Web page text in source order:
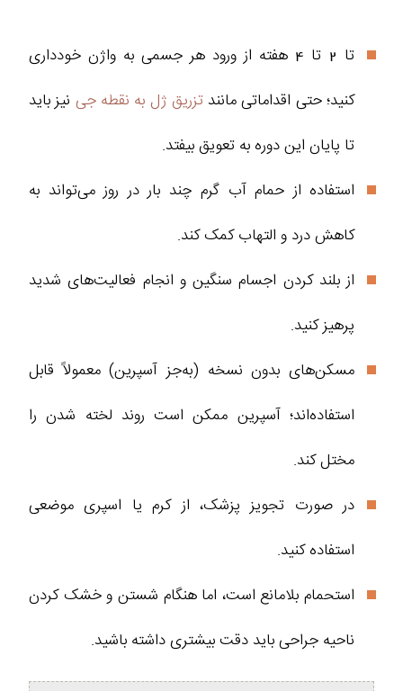
تا 2 تا 4 هفته از ورود هر جسمی به واژن خودداری
کنید؛ حتی اقداماتی مانند تزریق ژل به نقطه جی نیز باید
تا پایان این دوره به تعویق بیفتد.
استفاده از حمام آب گرم چند بار در روز می‌تواند به
کاهش درد و التهاب کمک کند.
از بلند کردن اجسام سنگین و انجام فعالیت‌های شدید
پرهیز کنید.
مسکن‌های بدون نسخه (به‌جز آسپرین) معمولاً قابل
استفاده‌اند؛ آسپرین ممکن است روند لخته شدن را
مختل کند.
در صورت تجویز پزشک، از کرم یا اسپری موضعی
استفاده کنید.
استحمام بلامانع است، اما هنگام شستن و خشک کردن
ناحیه جراحی باید دقت بیشتری داشته باشید.